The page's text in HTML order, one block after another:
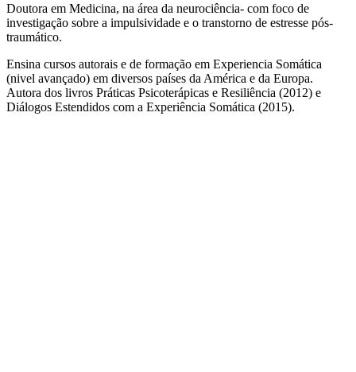
Doutora em Medicina, na área da neurociência- com foco de
investigação sobre a impulsividade e o transtorno de estresse pós-
traumático.
Ensina cursos autorais e de formação em Experiencia Somática
(nivel avançado) em diversos países da América e da Europa.
Autora dos livros Práticas Psicoterápicas e Resiliência (2012) e
Diálogos Estendidos com a Experiência Somática (2015).